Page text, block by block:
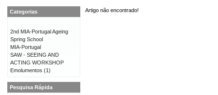
Artigo não encontrado!
Categorias
2nd MIA-Portugal Ageing
Spring School
MIA-Portugal
SAW - SEEING AND
ACTING WORKSHOP
Emolumentos (1)
Pesquisa Rápida